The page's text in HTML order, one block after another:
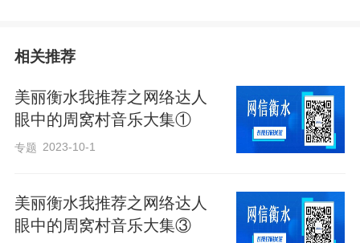
相关推荐
美丽衡水我推荐之网络达人
眼中的周窝村音乐大集① ​
专题 2023-10-1
美丽衡水我推荐之网络达人
眼中的周窝村音乐大集③